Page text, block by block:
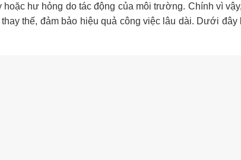
hư hỏng do tác động của môi trường. Chính vì
thế, đảm bảo hiệu quả công việc lâu dài. Dưới đây